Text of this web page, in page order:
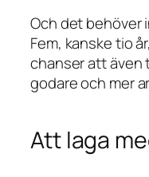
Och det behöver
Fem, kanske tio
chanser att även
godare och mer
Att laga